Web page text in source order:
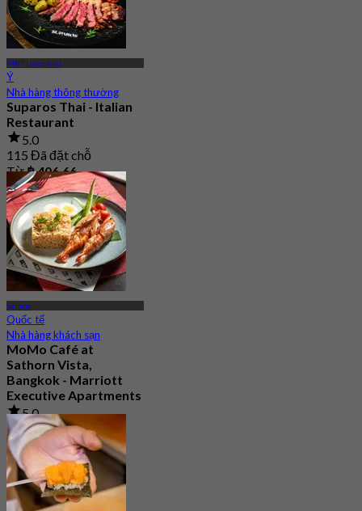
MRT Lumphini
Ý
Nhà hàng thông thường
Suparos Thai - Italian
Restaurant
5.0
115 Đã đặt chỗ
Từ฿ 406.66
Sathon
Quốc tế
Nhà hàng khách sạn
MoMo Café at
Sathorn Vista,
Bangkok - Marriott
Executive Apartments
5.0
67 Đã đặt chỗ
Từ฿ 890